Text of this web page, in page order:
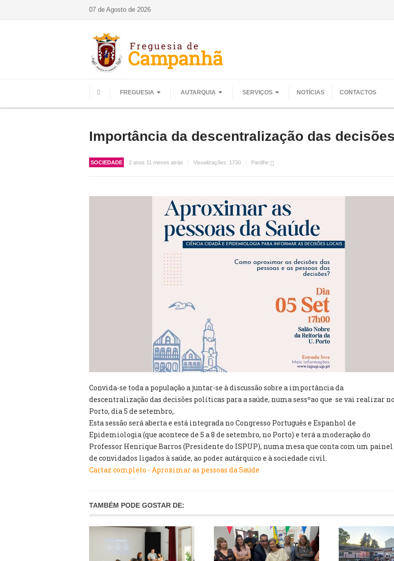
07 de Agosto de 2026
FREGUESIA AUTARQUIA SERVIÇOS NOTÍCIAS CONTACTOS
Importância da descentralização das
SOCIEDADE 2 anos 11 meses atrás Visualizações: 1730 Partilhe
Convida-se toda a população a juntar-se à discussão sobre a importância da
descentralização das decisões políticas para a saúde, numa sessºao que se vai realizar no
Porto, dia 5 de setembro,.
Esta sessão será aberta e está integrada no Congresso Português e Espanhol de
Epidemiologia (que acontece de 5 a 8 de setembro, no Porto) e terá a moderação do
Professor Henrique Barros (Presidente do ISPUP), numa mesa que conta com um painel
de convidados ligados à saúde, ao poder autárquico e à sociedade civil.
Cartaz completo - Aproximar as pessoas da Saúde
TAMBÉM PODE GOSTAR DE: